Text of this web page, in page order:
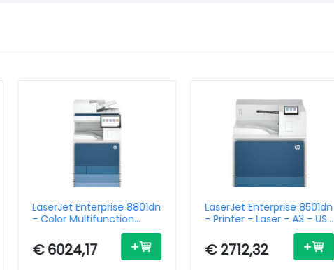
LaserJet Enterprise 8801dn
- Color Multifunction
Printer - Laser - A3 - USB /
Ethernet
€ 6024,17
LaserJet Enterprise 8501dn
- Printer - Laser - A3 - USB
€ 2712,32